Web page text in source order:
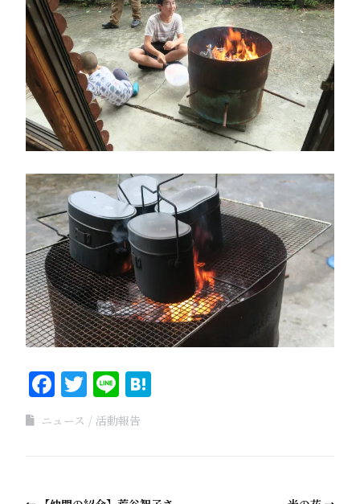
Facebook
Twitter
Line
ニュース 活動報告